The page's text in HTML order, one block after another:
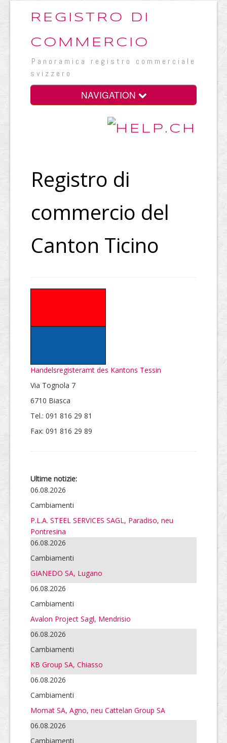
REGISTRO DI
COMMERCIO
Panoramica registro commerciale
svizzero
NAVIGATION
Registro di
commercio del
Canton Ticino
Handelsregisteramt des Kantons Tessin
Via Tognola 7
6710 Biasca
Tel.: 091 816 29 81
Fax: 091 816 29 89
Ultime notizie:
06.08.2026
Cambiamenti
P.L.A. STEEL SERVICES SAGL, Paradiso, neu
Pontresina
06.08.2026
Cambiamenti
GIANEDO SA, Lugano
06.08.2026
Cambiamenti
Avalon Project Sagl, Mendrisio
06.08.2026
Cambiamenti
KB Group SA, Chiasso
06.08.2026
Cambiamenti
Momat SA, Agno, neu Cattelan Group SA
06.08.2026
Cambiamenti